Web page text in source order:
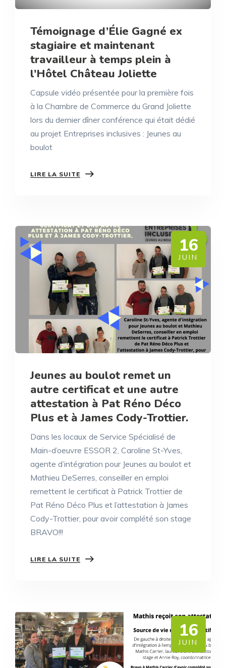
Témoignage d’Élie Gagné ex
stagiaire et maintenant
travailleur à temps plein à
l’Hôtel Château Joliette
Capsule vidéo présentée pour la première fois
à la Chambre de Commerce du Grand Joliette
lors du dernier dîner conférence qui était dédié
au projet Entreprises inclusives : Jeunes au
boulot
LIRE LA SUITE
16
JUIN
Jeunes au boulot remet un
autre certificat et une autre
attestation à Pat Réno Déco
Plus et à James Cody-Trottier.
Dans les locaux de Service Spécialisé de
Main-d’oeuvre ESSOR 2, Caroline St-Yves,
agente d’intégration pour Jeunes au boulot et
Mathieu DeSerres, conseiller en emploi
remettent le certificat à Patrick Trottier de
Pat Réno Déco Plus et l’attestation à James
Cody-Trottier, pour avoir complété son stage
BRAVO!!!
LIRE LA SUITE
16
JUIN